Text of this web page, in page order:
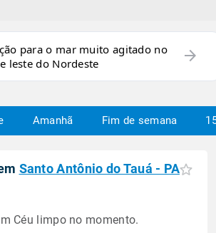
para o mar muito agitado no
leste do Nordeste
arrow_forward
Amanhã Fim de semana
Santo Antônio do Tauá - PA
Céu limpo no momento.